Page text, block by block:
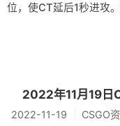
位，使CT延后1秒进攻
2022年11月19日
2022-11-19 CSGO